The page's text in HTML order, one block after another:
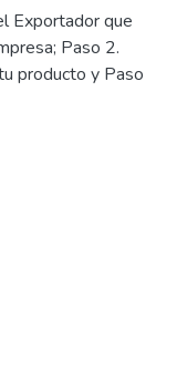
Exportador que
Paso 2.
producto y Paso